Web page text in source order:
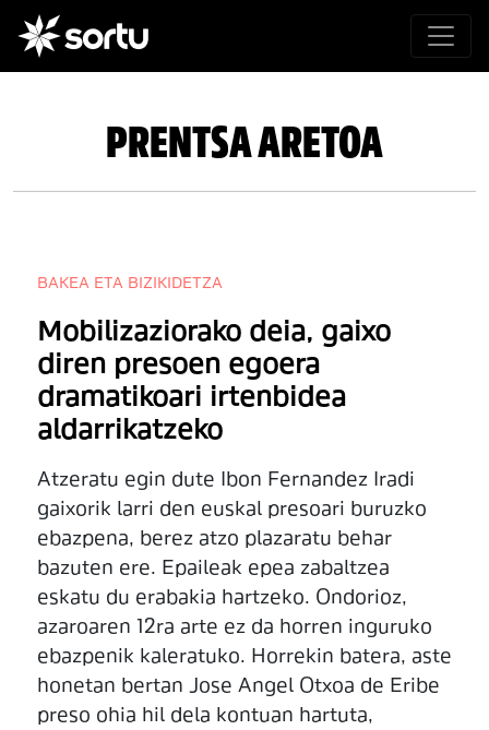
PRENTSA ARETOA
BAKEA ETA BIZIKIDETZA
Mobilizaziorako deia, gaixo
diren presoen egoera
dramatikoari irtenbidea
aldarrikatzeko
Atzeratu egin dute Ibon Fernandez Iradi
gaixorik larri den euskal presoari buruzko
ebazpena, berez atzo plazaratu behar
bazuten ere. Epaileak epea zabaltzea
eskatu du erabakia hartzeko. Ondorioz,
azaroaren 12ra arte ez da horren inguruko
ebazpenik kaleratuko. Horrekin batera, aste
honetan bertan Jose Angel Otxoa de Eribe
preso ohia hil dela kontuan hartuta,